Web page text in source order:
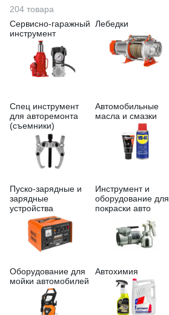
204 товара
Сервисно-гаражный
инструмент
Лебедки
Спец инструмент
для авторемонта
(съемники)
Автомобильные
масла и смазки
Пуско-зарядные и
зарядные
устройства
Инструмент и
оборудование для
покраски авто
Оборудование для
мойки автомобилей
Автохимия